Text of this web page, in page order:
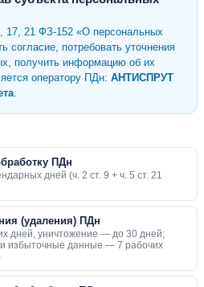
17, 21 ФЗ-152 «О персональных
согласие, потребовать уточнения
получить информацию об их
оператору ПДн: АНТИСПРУТ
ПДн
дней (ч. 2 ст. 9 + ч. 5 ст. 21
(удаления) ПДн
дней, уничтожение — до 30 дней;
избыточные данные — 7 рабочих